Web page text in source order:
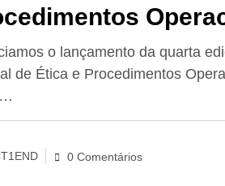
para o
o lançamento da quarta
de Ética e Procedimentos
0 Comentários